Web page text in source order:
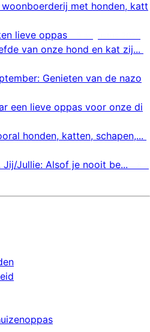
met honden, katt
lieve oppas
van onze hond en kat zij...
Genieten van de nazo
een lieve oppas voor onze di
honden, katten, schapen,...
Jij/Jullie: Alsof je nooit be...